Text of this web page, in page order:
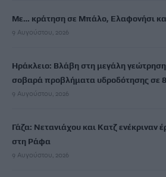
Με… κράτηση σε Μπάλο, Ελαφονήσι
9 Αυγούστου, 2026
Ηράκλειο: Βλάβη στη μεγάλη
σοβαρά προβλήματα υδροδότησης σε 8
9 Αυγούστου, 2026
Γάζα: Νετανιάχου και Κατζ ενέκριναν
στη Ράφα
9 Αυγούστου, 2026